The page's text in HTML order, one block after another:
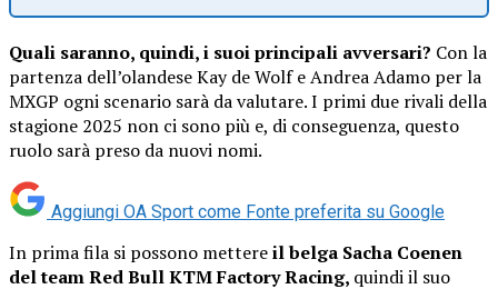
Quali saranno, quindi, i suoi principali avversari? Con la
partenza dell’olandese Kay de Wolf e Andrea Adamo per la
MXGP ogni scenario sarà da valutare. I primi due rivali della
stagione 2025 non ci sono più e, di conseguenza, questo
ruolo sarà preso da nuovi nomi.
Aggiungi OA Sport come Fonte preferita su Google
In prima fila si possono mettereil belga Sacha Coenen
del team Red Bull KTM Factory Racing, quindi il suo